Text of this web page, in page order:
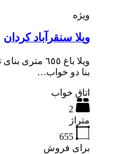
ویژه
ویلا سنقرآباد کردان
بنا دو خواب…
اتاق خواب
2
متراژ
655
برای فروش